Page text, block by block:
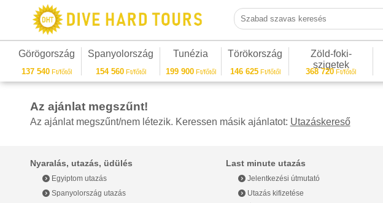
Szabad szavas keresés
Görögország
137 540 Ft/főtől
Spanyolország
154 560Ft/főtől
Tunézia
199 900Ft/főtől
Törökország
146 625Ft/főtől
Zöld-foki-
szigetek
368 720 Ft/főtől
Az ajánlat megszűnt!
Az ajánlat megszűnt/nem létezik. Keressen másik ajánlatot: Utazáskereső
Last minute utazás
Jelentkezési útmutató
Utazás kifizetése
Nyaralás, utazás, üdülés
Egyiptom utazás
Spanyolország utazás